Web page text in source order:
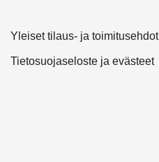
Yleiset tilaus- ja toimitusehdot
Tietosuojaseloste ja evästeet